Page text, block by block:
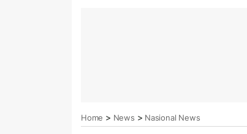
Home > News > Nasional News